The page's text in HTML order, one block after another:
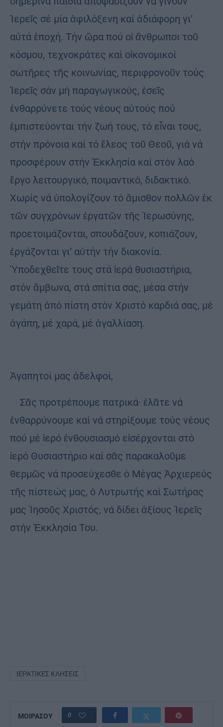
Ἱερεῖς σέ μία ἀφιλόξενη καί ἀδιάφορη γι’
αὐτά ἐποχή. Τήν ὥρα πού οἱ ἄνθρωποι τοῦ
κόσμου, τεχνοκράτες καί οἰκονομικοί
σωτῆρες τῆς κοινωνίας, περιφρονοῦν τούς
Ἱερεῖς σάν μή παραγωγικούς, ἐσεῖς
ἐνθαρρύνετε τούς νέους αὐτούς πού
ἐμπιστεύονται τήν ζωή τους, τό εἶναι τους,
στήν πρόνοια καί τό ἔλεος τοῦ Θεοῦ, γιά νά
προσφέρουν στήν Ἐκκλησία καί στόν λαό
ἔργο λειτουργικό, ποιμαντικό, διδακτικό.
Χωρίς νά ὑπολογίζουν τό ἄμισθον πολλῶν ἐκ
τῶν συγχρόνων ἐργατῶν τῆς Ἱερωσύνης,
προετοιμάζονται, σπουδάζουν, κοπιάζουν,
ἐργάζονται γι’ αὐτήν τήν διακονία.
Ὑποδεχθεῖτε τους στά ἱερά θυσιαστήρια,
στόν ἄμβωνα, στά σπίτια σας, μέσα στήν
γεμάτη ἀπό πίστη στόν Χριστό καρδιά σας, μέ
ἀγάπη, μέ χαρά, μέ ἀγαλλίαση.
Ἀγαπητοί μας ἀδελφοί,
Σᾶς προτρέπουμε πατρικά· ἐλᾶτε νά
ἐνθαρρύνουμε καί νά στηρίξουμε τούς νέους
πού μέ ἱερό ἐνθουσιασμό εἰσέρχονται στό
ἱερό Θυσιαστήριο καί σᾶς παρακαλοῦμε
θερμῶς νά προσεύχεσθε ὁ Μέγας Ἀρχιερεύς
τῆς πίστεώς μας, ὁ Λυτρωτής καί Σωτήρας
μας Ἰησοῦς Χριστός, νά δίδει ἀξίους Ἱερεῖς
στήν Ἐκκλησία Του.
ΙΕΡΑΤΙΚΈΣ ΚΛΉΣΕΙΣ
ΜΟΙΡΑΣΟΥ 0